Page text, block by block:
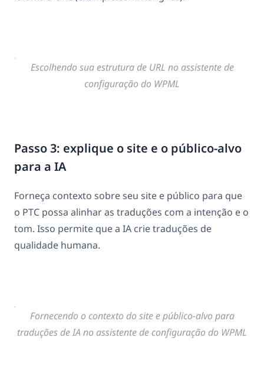
Escolhendo sua estrutura de URL no assistente de
configuração do WPML
Passo 3: explique o site e o público-alvo
para a IA
Forneça contexto sobre seu site e público para que
o PTC possa alinhar as traduções com a intenção e o
tom. Isso permite que a IA crie traduções de
qualidade humana.
Fornecendo o contexto do site e público-alvo para
traduções de IA no assistente de configuração do WPML